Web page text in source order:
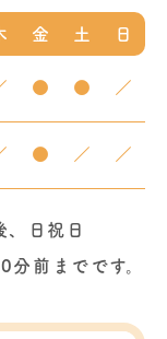
金 土 日
● ● ／
● ／ ／
、日祝日
前までです。